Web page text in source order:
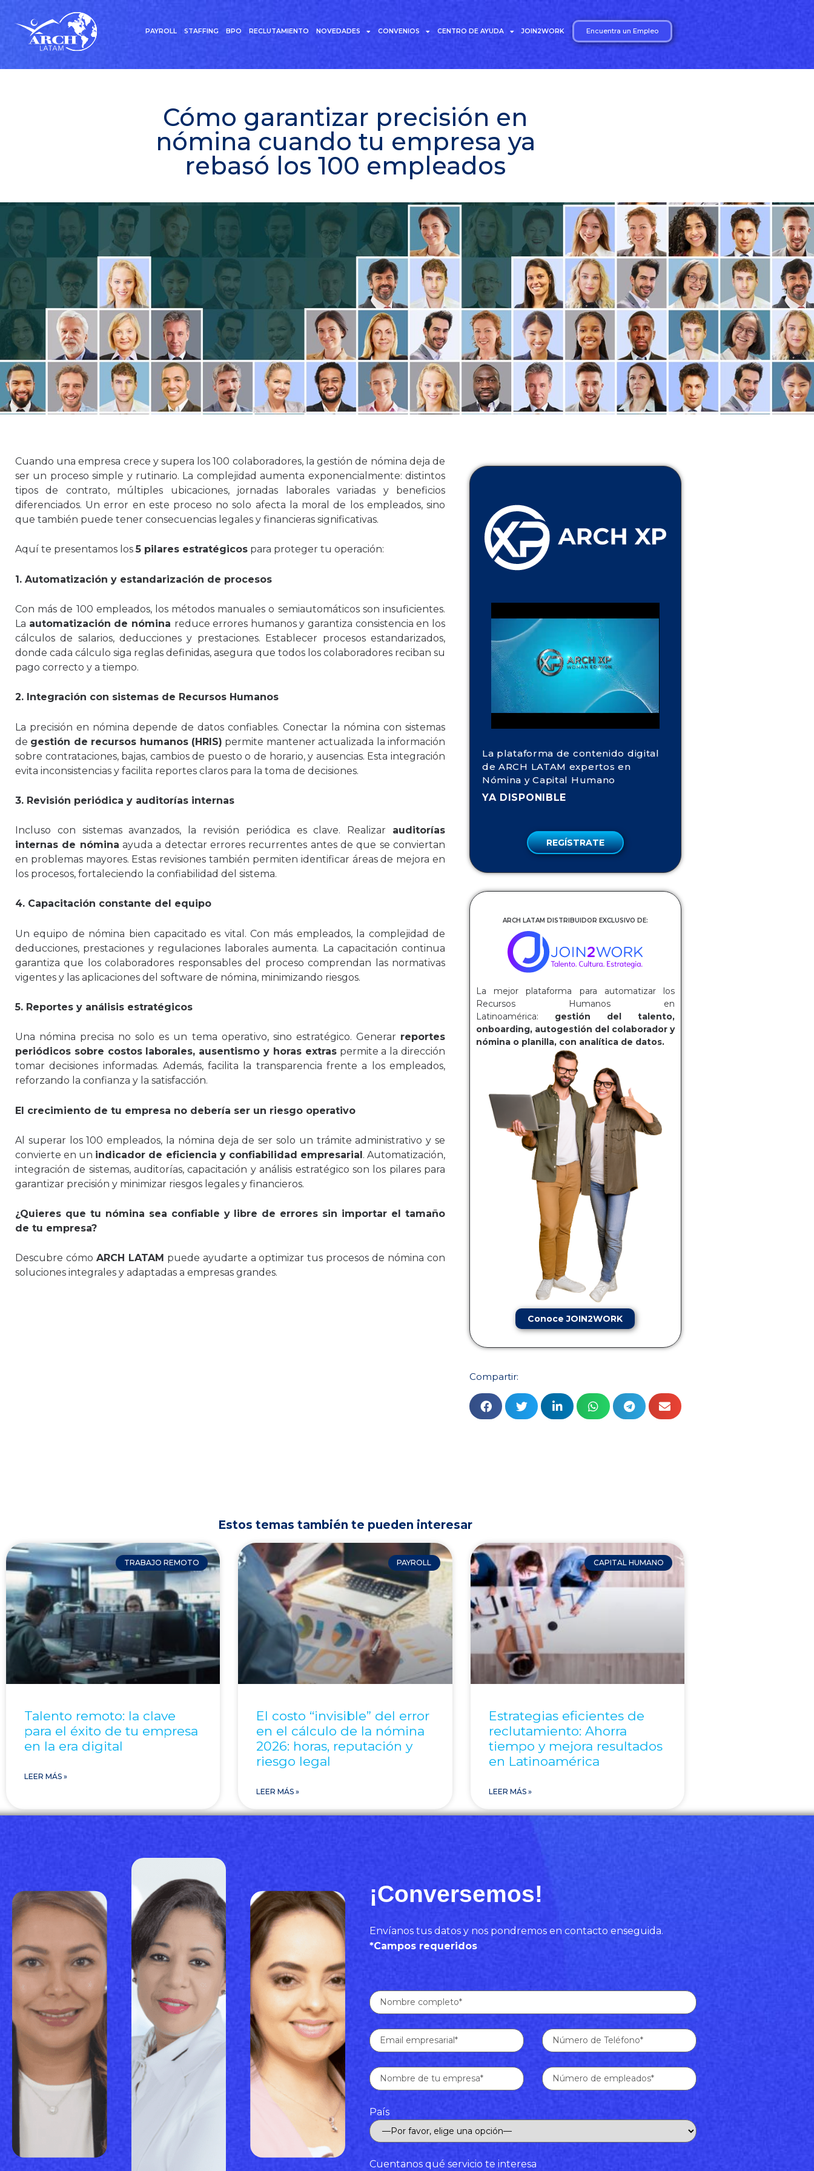
PAYROLL STAFFING BPO RECLUTAMIENTO NOVEDADES CONVENIOS CENTRO DE AYUDA JOIN2WORK Encuentra un Empleo
Cómo garantizar precisión en
nómina cuando tu empresa ya
rebasó los 100 empleados
Cuando una empresa crece y supera los 100 colaboradores, la gestión de nómina deja de
ser un proceso simple y rutinario. La complejidad aumenta exponencialmente: distintos
tipos de contrato, múltiples ubicaciones, jornadas laborales variadas y beneficios
diferenciados. Un error en este proceso no solo afecta la moral de los empleados, sino
que también puede tener consecuencias legales y financieras significativas.
Aquí te presentamos los5 pilares estratégicos para proteger tu operación:
1. Automatización y estandarización de procesos
Con más de 100 empleados, los métodos manuales o semiautomáticos son insuficientes.
La automatización de nómina reduce errores humanos y garantiza consistencia en los
cálculos de salarios, deducciones y prestaciones. Establecer procesos estandarizados,
donde cada cálculo siga reglas definidas, asegura que todos los colaboradores reciban su
pago correcto y a tiempo.
2. Integración con sistemas de Recursos Humanos
La precisión en nómina depende de datos confiables. Conectar la nómina con sistemas
de gestión de recursos humanos (HRIS) permite mantener actualizada la información
sobre contrataciones, bajas, cambios de puesto o de horario, y ausencias. Esta integración
evita inconsistencias y facilita reportes claros para la toma de decisiones.
3. Revisión periódica y auditorías internas
Incluso con sistemas avanzados, la revisión periódica es clave. Realizar auditorías
internas de nómina ayuda a detectar errores recurrentes antes de que se conviertan
en problemas mayores. Estas revisiones también permiten identificar áreas de mejora en
los procesos, fortaleciendo la confiabilidad del sistema.
4. Capacitación constante del equipo
Un equipo de nómina bien capacitado es vital. Con más empleados, la complejidad de
deducciones, prestaciones y regulaciones laborales aumenta. La capacitación continua
garantiza que los colaboradores responsables del proceso comprendan las normativas
vigentes y las aplicaciones del software de nómina, minimizando riesgos.
5. Reportes y análisis estratégicos
Una nómina precisa no solo es un tema operativo, sino estratégico. Generar reportes
periódicos sobre costos laborales, ausentismo y horas extraspermite a la dirección
tomar decisiones informadas. Además, facilita la transparencia frente a los empleados,
reforzando la confianza y la satisfacción.
El crecimiento de tu empresa no debería ser un riesgo operativo
Al superar los 100 empleados, la nómina deja de ser solo un trámite administrativo y se
convierte en un indicador de eficiencia y confiabilidad empresarial. Automatización,
integración de sistemas, auditorías, capacitación y análisis estratégico son los pilares para
garantizar precisión y minimizar riesgos legales y financieros.
¿Quieres que tu nómina sea confiable y libre de errores sin importar el tamaño
de tu empresa?
Descubre cómo ARCH LATAM puede ayudarte a optimizar tus procesos de nómina con
soluciones integrales y adaptadas a empresas grandes.
La plataforma de contenido digital
de ARCH LATAM expertos en
Nómina y Capital Humano
YA DISPONIBLE
REGÍSTRATE
ARCH LATAM DISTRIBUIDOR EXCLUSIVO DE:
La mejor plataforma para automatizar los
Recursos Humanos en
Latinoamérica: gestión del talento,
onboarding, autogestión del colaborador y
nómina o planilla, con analítica de datos.
Conoce JOIN2WORK
Compartir:
Estos temas también te pueden interesar
TRABAJO REMOTO
Talento remoto: la clave
para el éxito de tu empresa
en la era digital
LEER MÁS »
PAYROLL
El costo “invisible” del error
en el cálculo de la nómina
2026: horas, reputación y
riesgo legal
LEER MÁS »
CAPITAL HUMANO
Estrategias eficientes de
reclutamiento: Ahorra
tiempo y mejora resultados
en Latinoamérica
LEER MÁS »
¡Conversemos!
Envíanos tus datos y nos pondremos en contacto enseguida.
*Campos requeridos
País
Cuentanos qué servicio te interesa